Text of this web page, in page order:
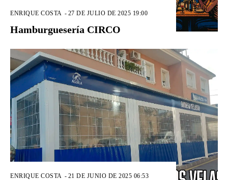
ENRIQUE COSTA - 27 DE JULIO DE 2025 19:00
Hamburguesería CIRCO
ENRIQUE COSTA - 21 DE JUNIO DE 2025 06:53